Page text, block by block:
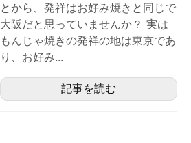
とから、発祥はお好み焼きと同じで
大阪だと思っていませんか？ 実は
もんじゃ焼きの発祥の地は東京であ
り、お好み...
記事を読む